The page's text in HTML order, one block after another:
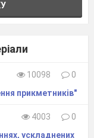
10098
0
прикметників"
4003
0
ускладнених